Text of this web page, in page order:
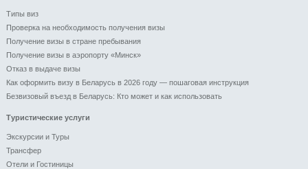
Типы виз
Проверка на необходимость получения визы
Получение визы в стране пребывания
Получение визы в аэропорту «Минск»
Отказ в выдаче визы
Как оформить визу в Беларусь в 2026 году — пошаговая инструкция
Безвизовый въезд в Беларусь: Кто может и как использовать
Туристические услуги
Экскурсии и Туры
Трансфер
Отели и Гоcтиницы